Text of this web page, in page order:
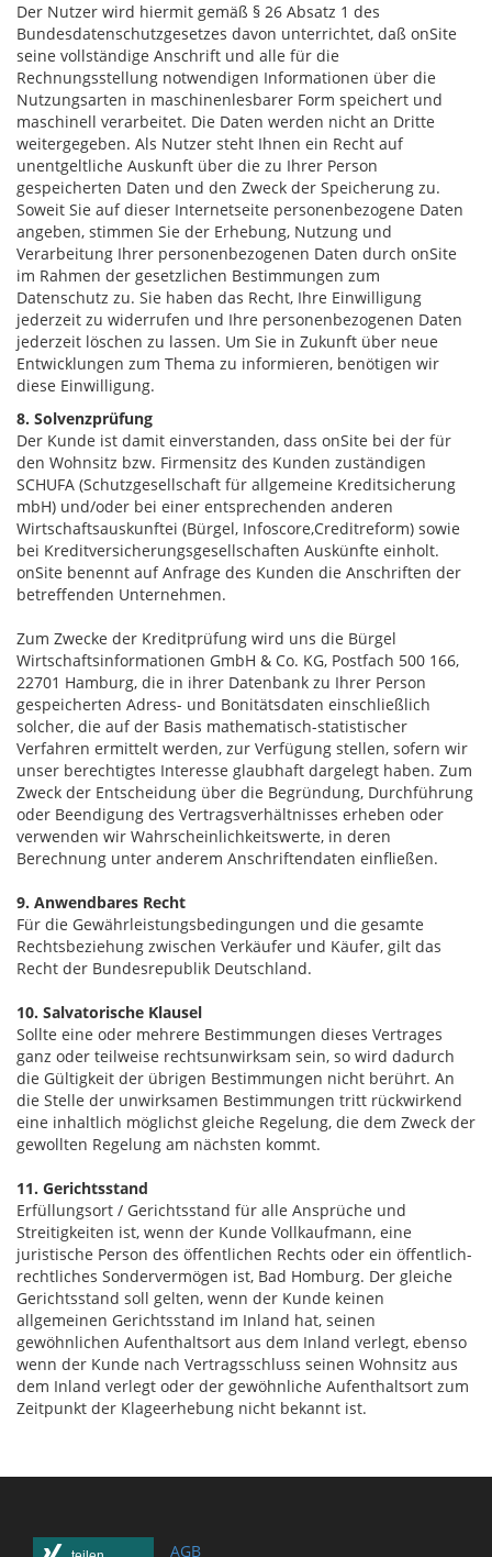
Der Nutzer wird hiermit gemäß § 26 Absatz 1 des
Bundesdatenschutzgesetzes davon unterrichtet, daß onSite
seine vollständige Anschrift und alle für die
Rechnungsstellung notwendigen Informationen über die
Nutzungsarten in maschinenlesbarer Form speichert und
maschinell verarbeitet. Die Daten werden nicht an Dritte
weitergegeben. Als Nutzer steht Ihnen ein Recht auf
unentgeltliche Auskunft über die zu Ihrer Person
gespeicherten Daten und den Zweck der Speicherung zu.
Soweit Sie auf dieser Internetseite personenbezogene Daten
angeben, stimmen Sie der Erhebung, Nutzung und
Verarbeitung Ihrer personenbezogenen Daten durch onSite
im Rahmen der gesetzlichen Bestimmungen zum
Datenschutz zu. Sie haben das Recht, Ihre Einwilligung
jederzeit zu widerrufen und Ihre personenbezogenen Daten
jederzeit löschen zu lassen. Um Sie in Zukunft über neue
Entwicklungen zum Thema zu informieren, benötigen wir
diese Einwilligung.
8. Solvenzprüfung
Der Kunde ist damit einverstanden, dass onSite bei der für
den Wohnsitz bzw. Firmensitz des Kunden zuständigen
SCHUFA (Schutzgesellschaft für allgemeine Kreditsicherung
mbH) und/oder bei einer entsprechenden anderen
Wirtschaftsauskunftei (Bürgel, Infoscore,Creditreform) sowie
bei Kreditversicherungsgesellschaften Auskünfte einholt.
onSite benennt auf Anfrage des Kunden die Anschriften der
betreffenden Unternehmen.
Zum Zwecke der Kreditprüfung wird uns die Bürgel
Wirtschaftsinformationen GmbH & Co. KG, Postfach 500 166,
22701 Hamburg, die in ihrer Datenbank zu Ihrer Person
gespeicherten Adress- und Bonitätsdaten einschließlich
solcher, die auf der Basis mathematisch-statistischer
Verfahren ermittelt werden, zur Verfügung stellen, sofern wir
unser berechtigtes Interesse glaubhaft dargelegt haben. Zum
Zweck der Entscheidung über die Begründung, Durchführung
oder Beendigung des Vertragsverhältnisses erheben oder
verwenden wir Wahrscheinlichkeitswerte, in deren
Berechnung unter anderem Anschriftendaten einfließen.
9. Anwendbares Recht
Für die Gewährleistungsbedingungen und die gesamte
Rechtsbeziehung zwischen Verkäufer und Käufer, gilt das
Recht der Bundesrepublik Deutschland.
10. Salvatorische Klausel
Sollte eine oder mehrere Bestimmungen dieses Vertrages
ganz oder teilweise rechtsunwirksam sein, so wird dadurch
die Gültigkeit der übrigen Bestimmungen nicht berührt. An
die Stelle der unwirksamen Bestimmungen tritt rückwirkend
eine inhaltlich möglichst gleiche Regelung, die dem Zweck der
gewollten Regelung am nächsten kommt.
11. Gerichtsstand
Erfüllungsort / Gerichtsstand für alle Ansprüche und
Streitigkeiten ist, wenn der Kunde Vollkaufmann, eine
juristische Person des öffentlichen Rechts oder ein öffentlich-
rechtliches Sondervermögen ist, Bad Homburg. Der gleiche
Gerichtsstand soll gelten, wenn der Kunde keinen
allgemeinen Gerichtsstand im Inland hat, seinen
gewöhnlichen Aufenthaltsort aus dem Inland verlegt, ebenso
wenn der Kunde nach Vertragsschluss seinen Wohnsitz aus
dem Inland verlegt oder der gewöhnliche Aufenthaltsort zum
Zeitpunkt der Klageerhebung nicht bekannt ist.
AGB